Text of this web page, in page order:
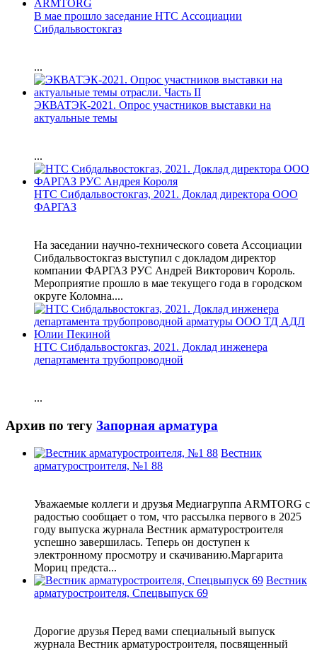
В мае прошло заседание НТС Ассоциации
Сибдальвостокгаз
...
ЭКВАТЭК-2021. Опрос участников выставки на
актуальные темы
...
НТС Сибдальвостокгаз, 2021. Доклад директора ООО
ФАРГАЗ
На заседании научно-технического совета Ассоциации
Сибдальвостокгаз выступил с докладом директор
компании ФАРГАЗ РУС Андрей Викторович Король.
Мероприятие прошло в мае текущего года в городском
округе Коломна....
НТС Сибдальвостокгаз, 2021. Доклад инженера
департамента трубопроводной
...
Архив по тегу Запорная арматура
Вестник
арматуростроителя, №1 88
Уважаемые коллеги и друзья Медиагруппа ARMTORG с
радостью сообщает о том, что рассылка первого в 2025
году выпуска журнала Вестник арматуростроителя
успешно завершилась. Теперь он доступен к
электронному просмотру и скачиванию.Маргарита
Мориц предста...
Вестник
арматуростроителя, Спецвыпуск 69
Дорогие друзья Перед вами специальный выпуск
журнала Вестник арматуростроителя, посвященный